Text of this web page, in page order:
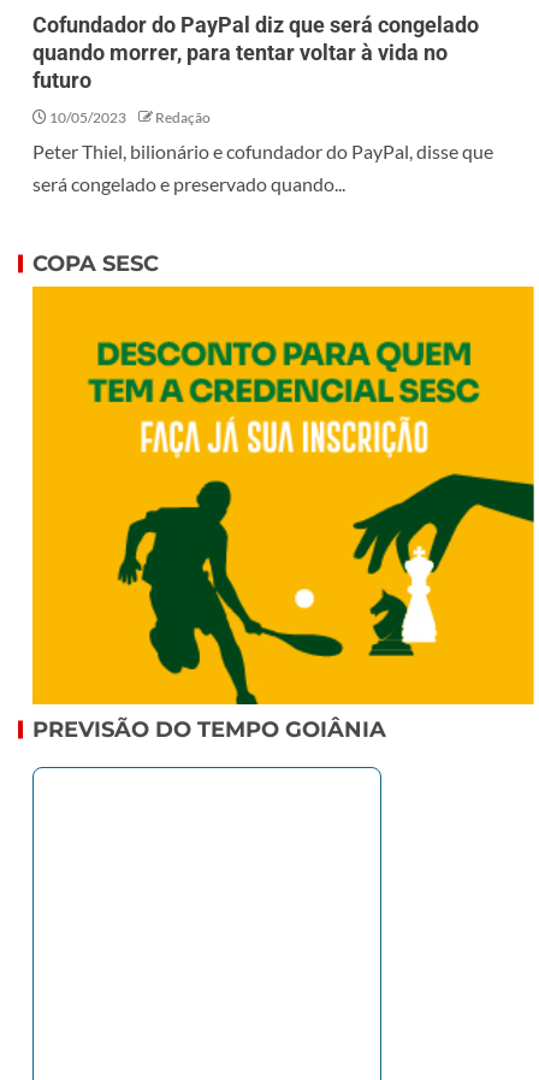
Cofundador do PayPal diz que será congelado
quando morrer, para tentar voltar à vida no
futuro
10/05/2023 Redação
Peter Thiel, bilionário e cofundador do PayPal, disse que
será congelado e preservado quando...
COPA SESC
PREVISÃO DO TEMPO GOIÂNIA